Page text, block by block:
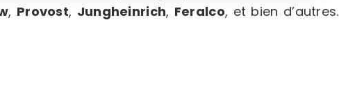
, Provost, Jungheinrich, Feralco, et bien d’autres.